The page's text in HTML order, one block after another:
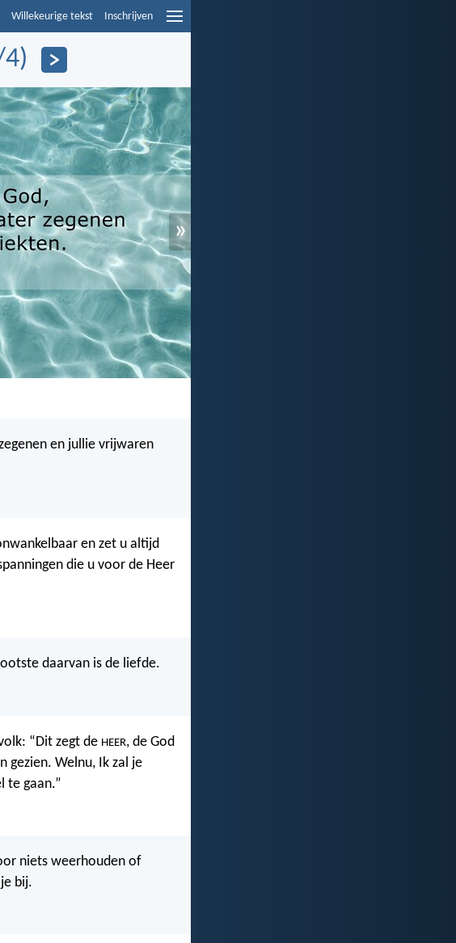
Willekeurige tekst Inschrijven
»
en jullie vrijwaren
en zet u altijd
die u voor de Heer
daarvan is de liefde.
“Dit zegt de HEER, de God
gezien. Welnu, Ik zal je
te gaan.”
niets weerhouden of
bij.